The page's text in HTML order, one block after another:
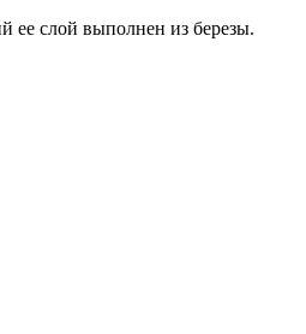
ее слой выполнен из березы.